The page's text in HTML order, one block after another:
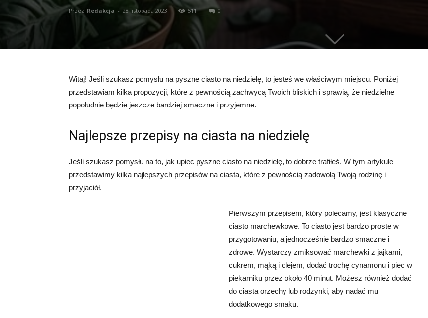
Przez Redakcja - 28 listopada 2023 511 0
Witaj! Jeśli szukasz pomysłu na pyszne ciasto na niedzielę, to jesteś we właściwym miejscu. Poniżej
przedstawiam kilka propozycji, które z pewnością zachwycą Twoich bliskich i sprawią, że niedzielne
popołudnie będzie jeszcze bardziej smaczne i przyjemne.
Najlepsze przepisy na ciasta na niedzielę
Jeśli szukasz pomysłu na to, jak upiec pyszne ciasto na niedzielę, to dobrze trafiłeś. W tym artykule
przedstawimy kilka najlepszych przepisów na ciasta, które z pewnością zadowolą Twoją rodzinę i
przyjaciół.
Pierwszym przepisem, który polecamy, jest klasyczne
ciasto marchewkowe. To ciasto jest bardzo proste w
przygotowaniu, a jednocześnie bardzo smaczne i
zdrowe. Wystarczy zmiksować marchewki z jajkami,
cukrem, mąką i olejem, dodać trochę cynamonu i piec w
piekarniku przez około 40 minut. Możesz również dodać
do ciasta orzechy lub rodzynki, aby nadać mu
dodatkowego smaku.